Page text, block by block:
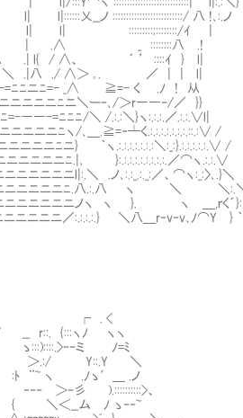
::::::::::::::::::::::::::/ 八 !､:.ノ
ｲ |
_ ::::::::八 .!
、 ´ ’ ::::ｲ } l| お、お金
八 ./ ∧＞ ｡. ／ | | l|
ﾆ=- _∧ ≧=- く .ﾉ ! 从
ニﾆニ＼ー‐､/＞r――‐/／ }}
ﾆﾆﾆ/＼ /.:.:＼}ヽ:.:.:.／.:.:.∨l|
ニﾆヽ/､＿.≧=‐┴く.:.:.:.:.:.:.:.::.:∨ /
ﾆニ} ｀ヽ.:.:.:.:.:.:.:＼:_:}.:.:.:.:.:.∨ /
ニﾆ.|､ }:.:.:.:.:.:.:.:.:.／⌒ヽ.:.:.∨
l|:.＼ .ノ､:.:_.:._:／、⌒ヽ:_:〉､.}＼
ニニﾆ.八.:.八 ヽ ＼ ＼:.＼
ニニノヽ ヽ }. ヽ ＿,ｒく´}:.:
／:.:.:.:.} ＼八＿r‐v‐v､ﾉ⌒Y } ｀
. <
{:::ヽﾉ ヽヽ
ミ ﾉ=ﾐ
.:/ Y::.Y ＼
ﾉゝ′＿ .ノ
‐彡 ).::::::::::>、
__ム ﾉ ゝ‐‐~